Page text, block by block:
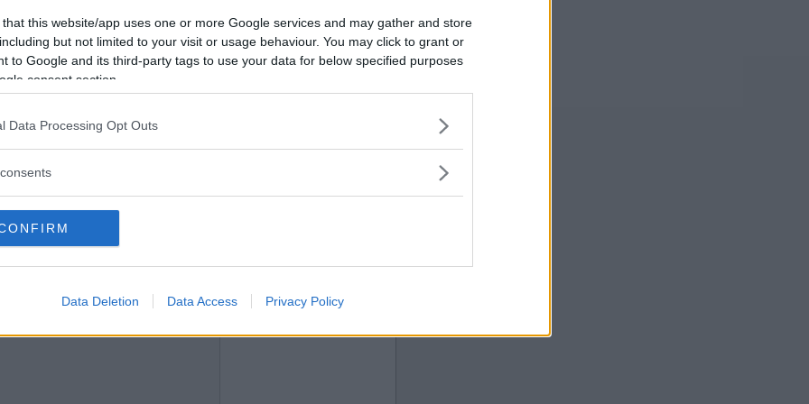
that this website/app uses one or more Google services and may gather and store
but not limited to your visit or usage behaviour. You may click to grant or
to Google and its third-party tags to use your data for below specified purposes
consent section.
Data Processing Opt Outs
Data Deletion Data Access Privacy Policy
2016-09-27 18:53
Vill du bli
medlem?